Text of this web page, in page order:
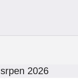
srpen 2026